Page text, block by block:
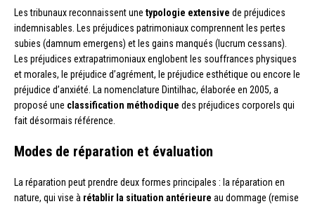
Les tribunaux reconnaissent une typologie extensive de préjudices
indemnisables. Les préjudices patrimoniaux comprennent les pertes
subies (damnum emergens) et les gains manqués (lucrum cessans).
Les préjudices extrapatrimoniaux englobent les souffrances physiques
et morales, le préjudice d’agrément, le préjudice esthétique ou encore le
préjudice d’anxiété. La nomenclature Dintilhac, élaborée en 2005, a
proposé une classification méthodique des préjudices corporels qui
fait désormais référence.
Modes de réparation et évaluation
La réparation peut prendre deux formes principales : la réparation en
nature, qui vise à rétablir la situation antérieure au dommage (remise